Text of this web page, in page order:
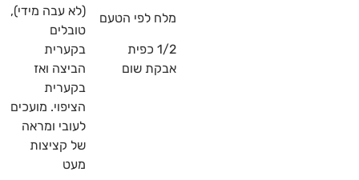
מלח לפי הטעם
1/2 כפית
אבקת שום
(לא עבה מידי),
טובלים
בקערית
הביצה ואז
בקערית
הציפוי. מועכים
לעובי ומראה
של קציצות
מעט